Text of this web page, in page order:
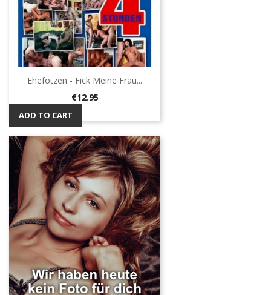
Ehefotzen - Fick Meine Frau...
Price
€12.95
ADD TO CART